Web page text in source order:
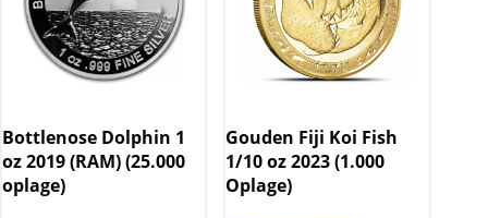
Bottlenose Dolphin 1
oz 2019 (RAM) (25.000
oplage)
Gouden Fiji Koi Fish
1/10 oz 2023 (1.000
Oplage)